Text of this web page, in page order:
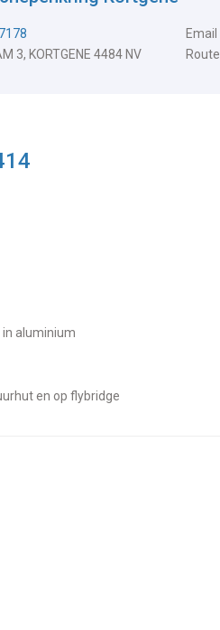
Email
3, KORTGENE 4484 NV Route
in aluminium
en op flybridge